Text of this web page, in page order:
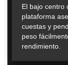
El bajo centro
plataforma
cuestas y
peso
rendimiento.